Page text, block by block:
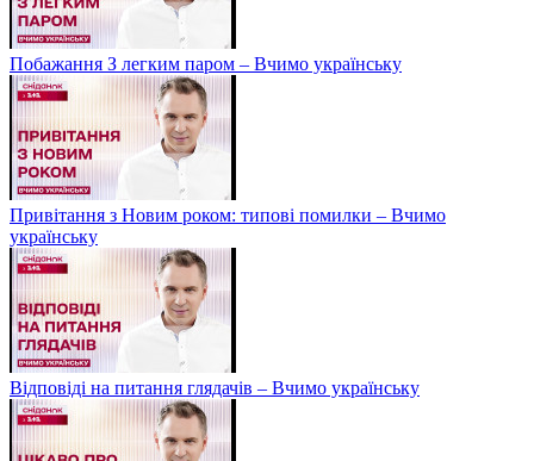
Побажання З легким паром – Вчимо українську
Привітання з Новим роком: типові помилки – Вчимо
українську
Відповіді на питання глядачів – Вчимо українську